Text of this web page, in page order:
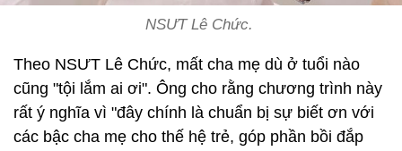
NSƯT Lê Chức.
Theo NSƯT Lê Chức, mất cha mẹ dù ở tuổi nào
cũng "tội lắm ai ơi". Ông cho rằng chương trình này
rất ý nghĩa vì "đây chính là chuẩn bị sự biết ơn với
các bậc cha mẹ cho thế hệ trẻ, góp phần bồi đắp